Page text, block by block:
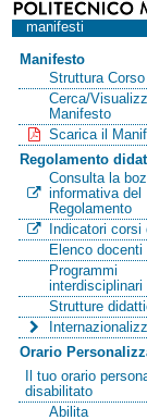
manifesti
Manifesto
Struttura
Cerca/
Manifesto
Scarica il
Regolamento
Consulta la
informativa del
Regolamento
Indicatori corsi
Elenco docenti
Programmi
interdisciplinari
Strutture
Orario
Il tuo orario
disabilitato
Abilita